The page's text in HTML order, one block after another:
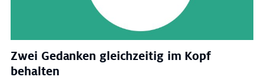
Zwei Gedanken gleichzeitig im Kopf
behalten